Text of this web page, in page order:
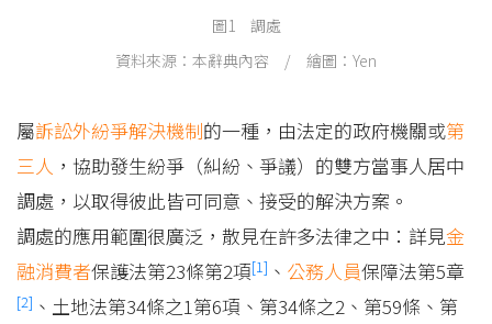
圖1 調處
資料來源：本辭典內容 / 繪圖：Yen
屬訴訟外紛爭解決機制的一種，由法定的政府機關或第
三人 ，協助發生紛爭（糾紛、爭議）的雙方當事人居中
調處，以取得彼此皆可同意、接受的解決方案。
調處的應用範圍很廣泛，散見在許多法律之中：詳見金
融消費者保護法第23條第2項[1] 、 公務人員保障法第5章
[2] 、土地法第34條之1第6項、第34條之2、第59條、第